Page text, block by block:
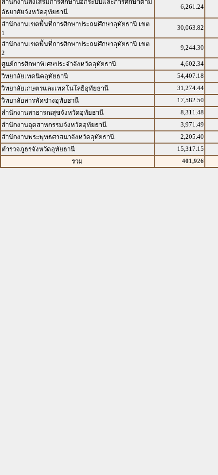
สำนักงานส่งเสริมการศึกษาบอกระบบและการศึกษาตาม
อัธยาศัยจังหวัดอุทัยธานี
6,261.24
สำนักงานเขตพื้นที่การศึกษาประถมศึกษาอุทัยธานี เขต
1
30,063.82
สำนักงานเขตพื้นที่การศึกษาประถมศึกษาอุทัยธานี เขต
2
9,244.30
ศูนย์การศึกษาพิเศษประจำจังหวัดอุทัยธานี
4,602.34
วิทยาลัยเทคนิคอุทัยธานี
54,407.18
วิทยาลัยเกษตรและเทคโนโลยีอุทัยธานี
31,274.44
วิทยาลัยสารพัดช่างอุทัยธานี
17,582.50
สำนักงานสาธารณสุขจังหวัดอุทัยธานี
8,311.48
สำนักงานอุตสาหกรรมจังหวัดอุทัยธานี
3,971.49
สำนักงานพระพุทธศาสนาจังหวัดอุทัยธานี
2,205.40
ตำรวจภูธรจังหวัดอุทัยธานี
15,317.15
รวม
401,926